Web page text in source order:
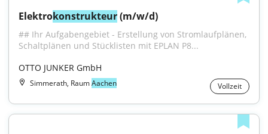
Elektrokonstrukteur (m/w/d)
## Ihr Aufgabengebiet - Erstellung von Stromlaufplänen,
Schaltplänen und Stücklisten mit EPLAN P8...
OTTO JUNKER GmbH
Simmerath, RaumAachen Vollzeit